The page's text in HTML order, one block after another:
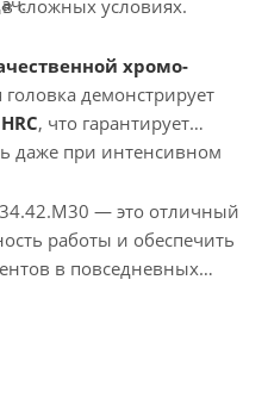
сложных условиях.
хромо-
головка демонстрирует
, что гарантирует
даже при интенсивном
— это отличный
работы и обеспечить
в повседневных